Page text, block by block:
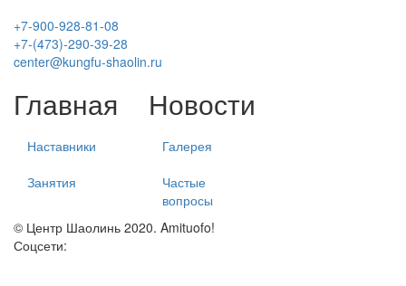
+7-900-928-81-08
+7-(473)-290-39-28
center@kungfu-shaolin.ru
Главная
Наставники
Занятия
Новости
Галерея
Частые
вопросы
© Центр Шаолинь 2020. Amituofo!
Соцсети: